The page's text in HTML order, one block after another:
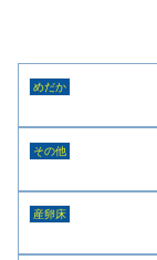
めだか
その他
産卵床